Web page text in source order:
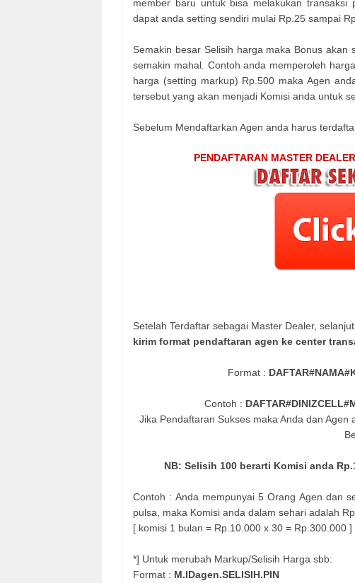
member baru untuk bisa melakukan transaksi
dapat anda setting sendiri mulai Rp.25 sampai
Semakin besar Selisih harga maka Bonus
semakin mahal. Contoh anda memperoleh
harga (setting markup) Rp.500 maka Agen
tersebut yang akan menjadi Komisi anda untuk
Sebelum Mendaftarkan Agen anda harus
PENDAFTARAN MASTER
Setelah Terdaftar sebagai Master Dealer,
kirim format pendaftaran agen ke center
Format :
Contoh :
Jika Pendaftaran Sukses maka Anda dan
NB: Selisih 100 berarti Komisi anda
Contoh : Anda mempunyai 5 Orang Agen dan
pulsa, maka Komisi anda dalam sehari adalah
[ komisi 1 bulan = Rp.10.000 x 30 = Rp.300.000 ]
*] Untuk merubah Markup/Selisih Harga sbb:
Format : M.IDagen.SELISIH.PIN